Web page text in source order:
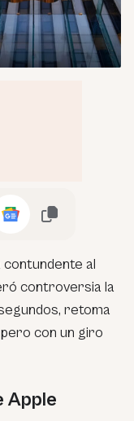
al
controversia la
retoma
con un giro
Apple